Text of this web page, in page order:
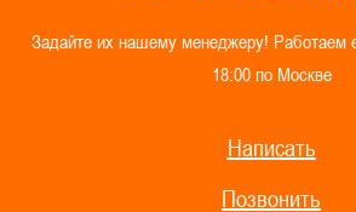
Задайте их нашему менеджеру! Работаем
18:00 по Москве
Написать
Позвонить